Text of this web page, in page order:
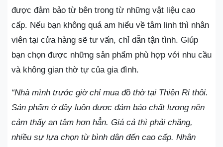
được đảm bảo từ bên trong từ những vật liệu cao
cấp. Nếu bạn không quá am hiểu về tâm linh thì nhân
viên tại cửa hàng sẽ tư vấn, chỉ dẫn tận tình. Giúp
bạn chọn được những sản phẩm phù hợp với nhu cầu
và không gian thờ tự của gia đình.
“Nhà mình trước giờ chỉ mua đồ thờ tại Thiện Ri thôi.
Sản phẩm ở đây luôn được đảm bảo chất lượng nên
cảm thấy an tâm hơn hẳn. Giá cả thì phải chăng,
nhiều sự lựa chọn từ bình dân đến cao cấp. Nhân